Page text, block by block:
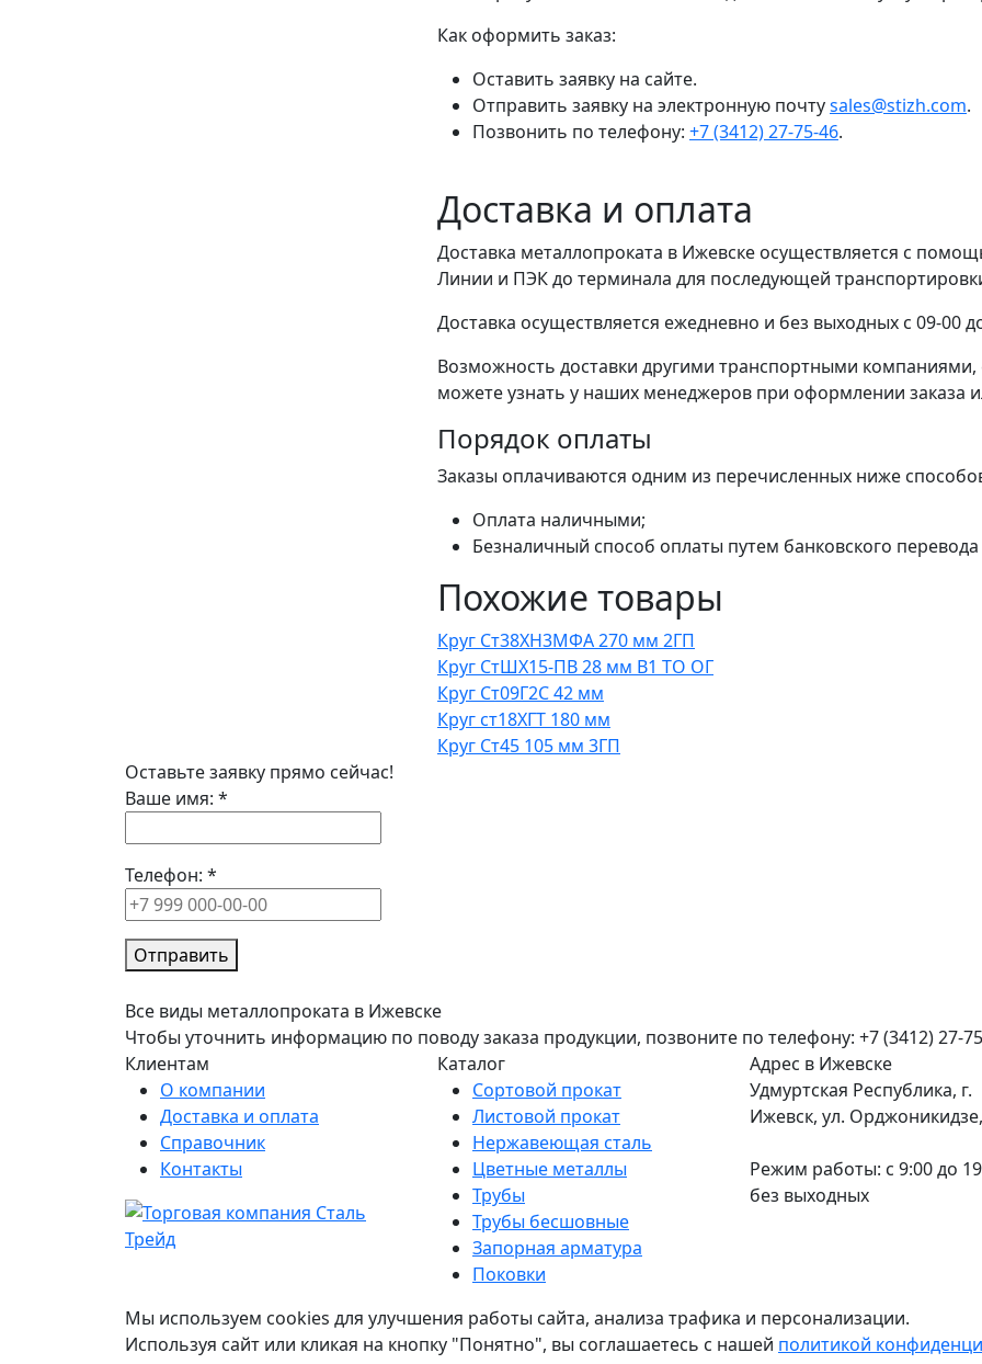
Как оформить заказ:
Оставить заявку на сайте.
Отправить заявку на электронную почтуsales@stizh.com.
Позвонить по телефону: +7 (3412) 27-75-46.
Доставка и оплата
Доставка металлопроката в Ижевске осуществляется с
Линии и ПЭК до терминала для последующей
Доставка осуществляется ежедневно и без выходных с 09-00
Возможность доставки другими транспортными
можете узнать у наших менеджеров при оформлении заказа
Порядок оплаты
Заказы оплачиваются одним из перечисленных ниже
Оплата наличными;
Безналичный способ оплаты путем банковского
Похожие товары
Круг Ст38ХН3МФА 270 мм 2ГП
Круг СтШХ15-ПВ 28 мм В1 ТО ОГ
Круг Ст09Г2С 42 мм
Круг ст18ХГТ 180 мм
Круг Ст45 105 мм 3ГП
Оставьте заявку прямо сейчас!
Ваше имя: *
Телефон: *
Отправить
Все виды металлопроката в Ижевске
Чтобы уточнить информацию по поводу заказа продукции, позвоните по телефону: +7 (3412) 27-
Клиентам
О компании
Доставка и оплата
Справочник
Контакты
Каталог
Сортовой прокат
Листовой прокат
Нержавеющая сталь
Цветные металлы
Трубы
Трубы бесшовные
Запорная арматура
Поковки
Адрес в Ижевске
Удмуртская Республика, г.
Ижевск, ул.
Режим работы: c 9:00 до
без выходных
Мы используем cookies для улучшения работы сайта, анализа трафика и персонализации.
Используя сайт или кликая на кнопку "Понятно", вы соглашаетесь с нашей политикой